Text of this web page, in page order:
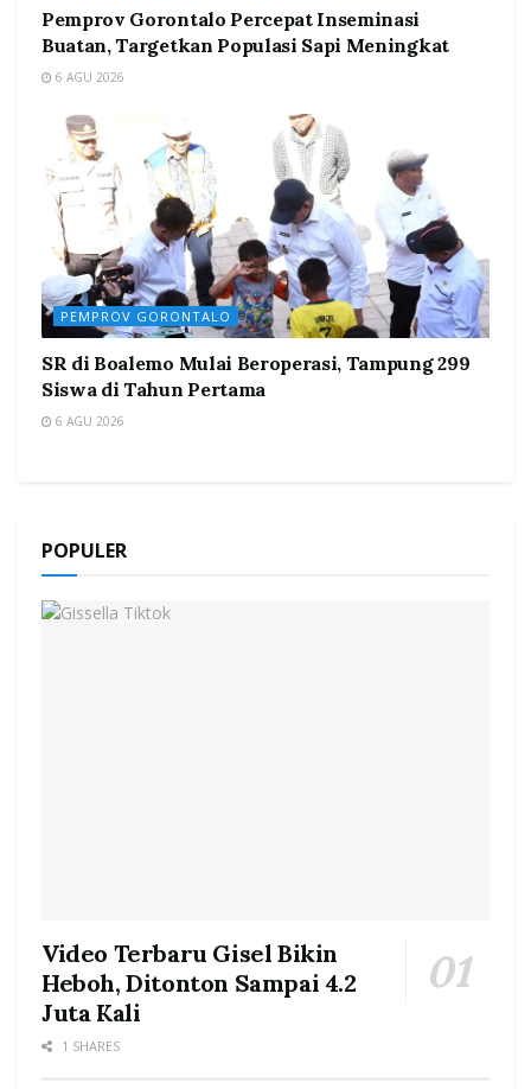
Pemprov Gorontalo Percepat Inseminasi
Buatan, Targetkan Populasi Sapi Meningkat
6 AGU 2026
PEMPROV GORONTALO
SR di Boalemo Mulai Beroperasi, Tampung 299
Siswa di Tahun Pertama
6 AGU 2026
POPULER
Video Terbaru Gisel Bikin
Heboh, Ditonton Sampai 4.2
Juta Kali
1 SHARES